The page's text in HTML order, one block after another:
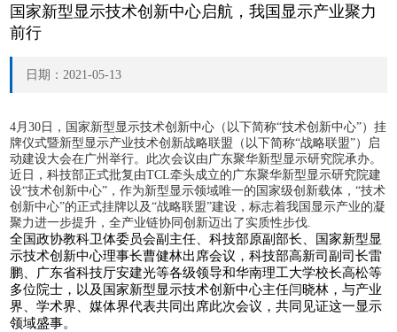
国家新型显示技术创新中心启航，我国显示产业聚力
前行
日期：2021-05-13
4月30日，国家新型显示技术创新中心（以下简称“技术创新中心”）挂
牌仪式暨新型显示产业技术创新战略联盟（以下简称“战略联盟”）启
动建设大会在广州举行。此次会议由广东聚华新型显示研究院承办。
近日，科技部正式批复由TCL牵头成立的广东聚华新型显示研究院建
设“技术创新中心”，作为新型显示领域唯一的国家级创新载体，“技术
创新中心”的正式挂牌以及“战略联盟”建设，标志着我国显示产业的凝
聚力进一步提升，全产业链协同创新迈出了实质性步伐.
全国政协教科卫体委员会副主任、科技部原副部长、国家新型显
示技术创新中心理事长曹健林出席会议，科技部高新司副司长雷
鹏、广东省科技厅安建光等各级领导和华南理工大学校长高松等
多位院士，以及国家新型显示技术创新中心主任闫晓林，与产业
界、学术界、媒体界代表共同出席此次会议，共同见证这一显示
领域盛事。